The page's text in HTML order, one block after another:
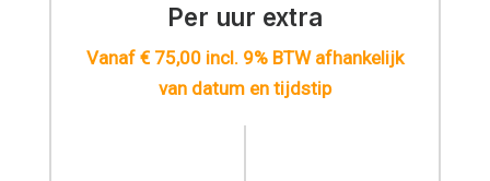
Per uur extra
Vanaf € 75,00 incl. 9% BTW afhankelijk
van datum en tijdstip